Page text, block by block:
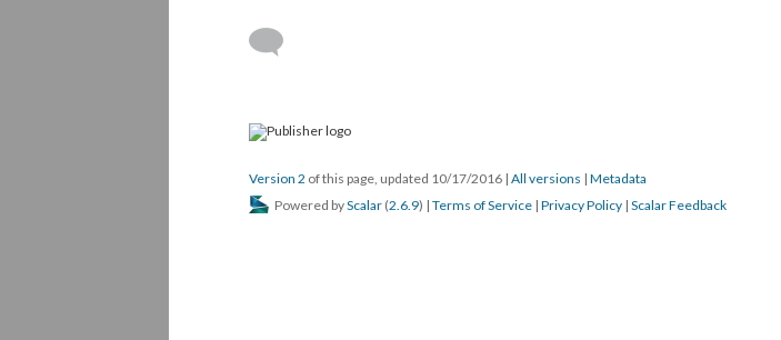
Version 2 of this page, updated 10/17/2016 | All versions | Metadata
Powered byScalar (2.6.9) | Terms of Service | Privacy Policy | Scalar Feedback